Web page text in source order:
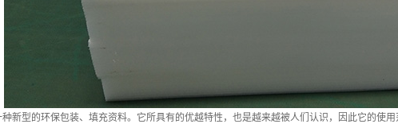
种新型的环保包装、填充资料。它所具有的优越特性，也是越来越被人们认识，因此它的使